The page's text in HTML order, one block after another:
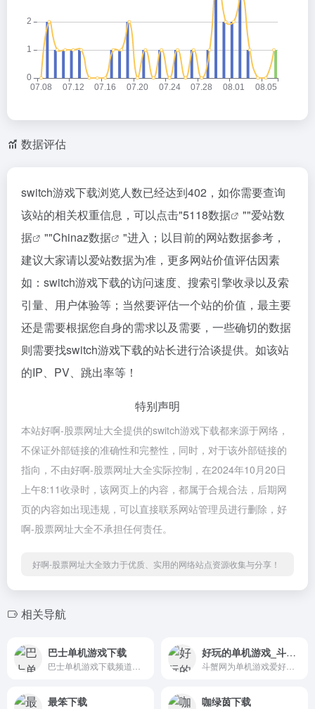
数据评估
switch游戏下载浏览人数已经达到402，如你需要查询
该站的相关权重信息，可以点击"5118数据 ""爱站数
据
""Chinaz数据
"进入；以目前的网站数据参考，
建议大家请以爱站数据为准，更多网站价值评估因素
如：switch游戏下载的访问速度、搜索引擎收录以及索
引量、用户体验等；当然要评估一个站的价值，最主要
还是需要根据您自身的需求以及需要，一些确切的数据
则需要找switch游戏下载的站长进行洽谈提供。如该站
的IP、PV、跳出率等！
特别声明
本站好啊-股票网址大全提供的switch游戏下载都来源于网络，
不保证外部链接的准确性和完整性，同时，对于该外部链接的
指向，不由好啊-股票网址大全实际控制，在2024年10月20日
上午8:11收录时，该网页上的内容，都属于合规合法，后期网
页的内容如出现违规，可以直接联系网站管理员进行删除，好
啊-股票网址大全不承担任何责任。
好啊-股票网址大全致力于优质、实用的网络站点资源收集与分享！
相关导航
巴士单机游戏下载 好玩的单机游戏_斗蟹网
最笨下载 咖绿茵下载